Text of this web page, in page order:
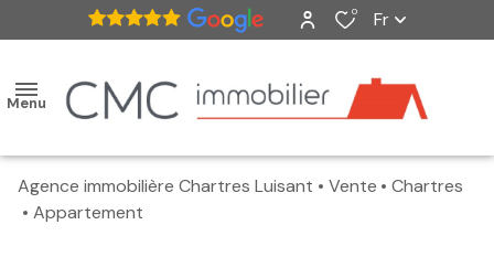
0 Fr
Menu
accueil
Agence immobilière Chartres Luisant Vente
Chartres
Appartement